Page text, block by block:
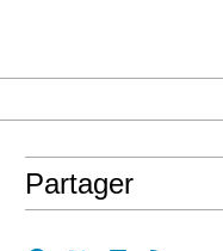
Partager